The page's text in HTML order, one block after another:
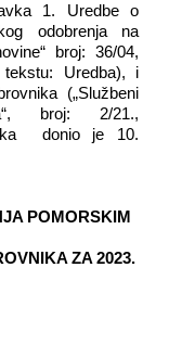
1. Uredbe o
odobrenja na
broj: 36/04,
Uredba), i
(„Službeni
broj: 2/21.,
donio je 10.
POMORSKIM
ZA 2023.